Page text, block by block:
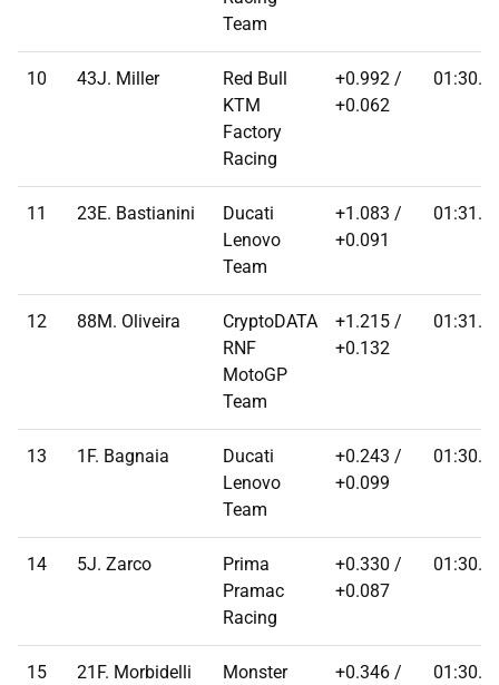
Team
10 43J. Miller
Red Bull
KTM
Factory
Racing
+0.992 /
+0.062
11 23E. Bastianini
Ducati
Lenovo
Team
+1.083 /
+0.091
12 88M. Oliveira
CryptoDATA
RNF
MotoGP
Team
+1.215 /
+0.132
13 1F. Bagnaia
Ducati
Lenovo
Team
+0.243 /
+0.099
14 5J. Zarco
Prima
Pramac
Racing
+0.330 /
+0.087
15 21F. Morbidelli
Monster
+0.346 /